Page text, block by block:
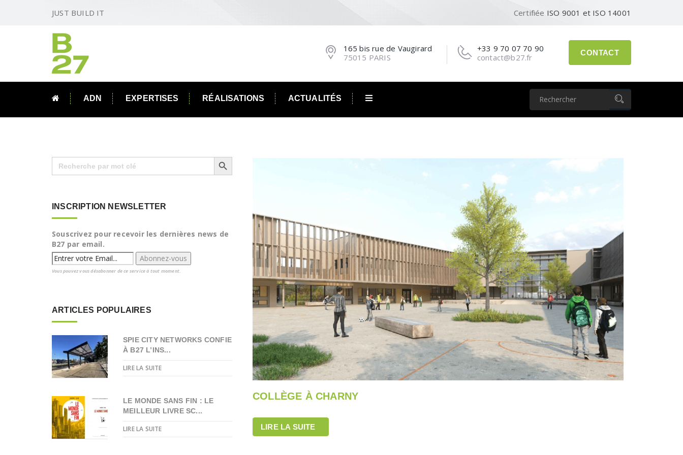
JUST BUILD IT Certifiée ISO 9001 et ISO 14001
CONTACT
+33 9 70 07 70 90
contact@b27.fr
165 bis rue de Vaugirard
75015 PARIS
ADN EXPERTISES RÉALISATIONS ACTUALITÉS
COLLÈGE À CHARNY
LIRE LA SUITE
Search
for:
Search Button
INSCRIPTION NEWSLETTER
Souscrivez pour recevoir les dernières news de
B27 par email.
Vous pouvez vous désabonner de ce service à tout moment.
ARTICLES POPULAIRES
SPIE CITY NETWORKS CONFIE
À B27 L’INS...
LIRE LA SUITE
LE MONDE SANS FIN : LE
MEILLEUR LIVRE SC...
LIRE LA SUITE